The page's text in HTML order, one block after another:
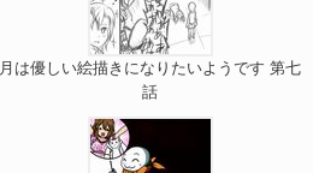
月は優しい絵描きになりたいようです 第七
話